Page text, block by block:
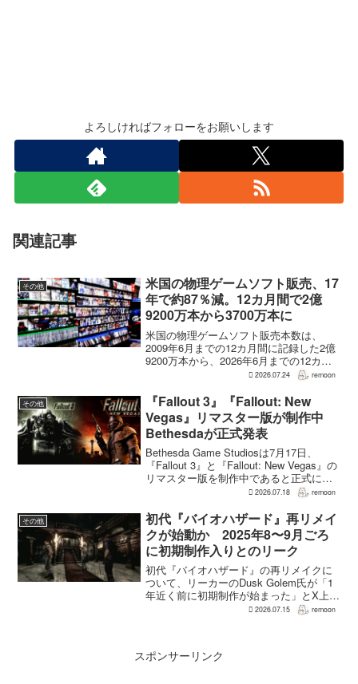
よろしければフォローをお願いします
関連記事
その他
米国の物理ゲームソフト販売、17
年で約87％減。12カ月間で2億
9200万本から3700万本に
米国の物理ゲームソフト販売本数は、
2009年6月までの12カ月間に記録した2億
9200万本から、2026年6月までの12カ月
間には3700万本まで減少した。市場調査
2億5500万本、約87％の減...
2026.07.24 remoon
その他
『Fallout 3』『Fallout: New
Vegas』リマスター版が制作中
Bethesdaが正式発表
Bethesda Game Studiosは7月17日、
『Fallout 3』と『Fallout: New Vegas』の
リマスター版を制作中であると正式に発
表した。同社は今後のプロジェクトを紹
が過去の『...
2026.07.18 remoon
その他
初代『バイオハザード』再リメイ
クが始動か 2025年8〜9月ごろ
に初期制作入りとのリーク
初代『バイオハザード』の再リメイクに
ついて、リーカーのDusk Golem氏が「1
年近く前に初期制作が始まった」とX上で
述べた。同氏によれば、プリプロダクシ
2026.07.15 remoon
スポンサーリンク